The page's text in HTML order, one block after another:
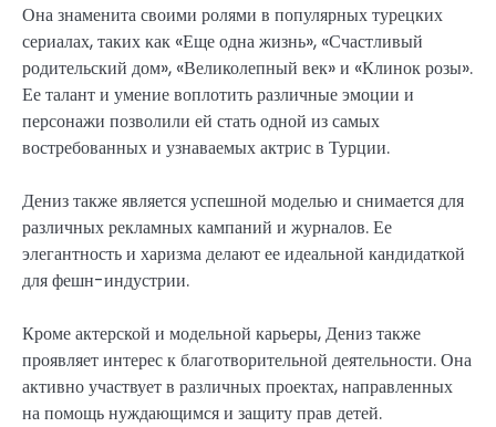
Она знаменита своими ролями в популярных турецких
сериалах, таких как «Еще одна жизнь», «Счастливый
родительский дом», «Великолепный век» и «Клинок розы».
Ее талант и умение воплотить различные эмоции и
персонажи позволили ей стать одной из самых
востребованных и узнаваемых актрис в Турции.
Дениз также является успешной моделью и снимается для
различных рекламных кампаний и журналов. Ее
элегантность и харизма делают ее идеальной кандидаткой
для фешн-индустрии.
Кроме актерской и модельной карьеры, Дениз также
проявляет интерес к благотворительной деятельности. Она
активно участвует в различных проектах, направленных
на помощь нуждающимся и защиту прав детей.